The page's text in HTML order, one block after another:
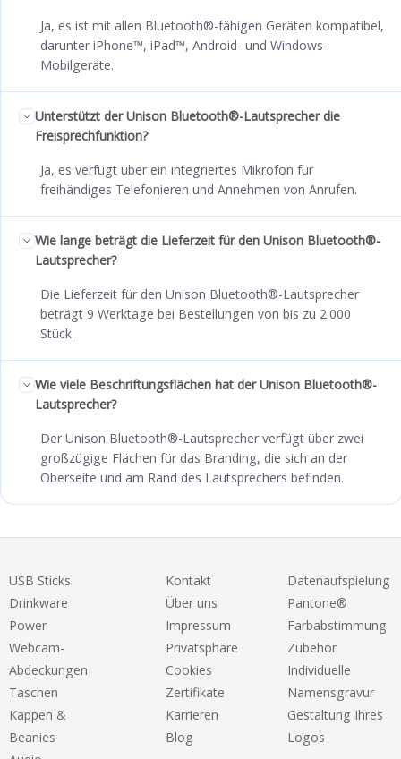
Ja, es ist mit allen Bluetooth®-fähigen Geräten kompatibel,
darunter iPhone™, iPad™, Android- und Windows-
Mobilgeräte.
Unterstützt der Unison Bluetooth®-Lautsprecher die
Freisprechfunktion?
Ja, es verfügt über ein integriertes Mikrofon für
freihändiges Telefonieren und Annehmen von Anrufen.
Wie lange beträgt die Lieferzeit für den Unison Bluetooth®-
Lautsprecher?
Die Lieferzeit für den Unison Bluetooth®-Lautsprecher
beträgt 9 Werktage bei Bestellungen von bis zu 2.000
Stück.
Wie viele Beschriftungsflächen hat der Unison Bluetooth®-
Lautsprecher?
Der Unison Bluetooth®-Lautsprecher verfügt über zwei
großzügige Flächen für das Branding, die sich an der
Oberseite und am Rand des Lautsprechers befinden.
USB Sticks
Drinkware
Power
Webcam-
Abdeckungen
Taschen
Kappen &
Beanies
Kontakt
Über uns
Impressum
Privatsphäre
Cookies
Zertifikate
Karrieren
Blog
Datenaufspielung
Pantone®
Farbabstimmung
Zubehör
Individuelle
Namensgravur
Gestaltung Ihres
Logos